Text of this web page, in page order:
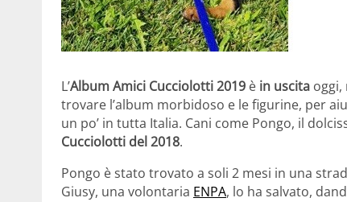
L’Album Amici Cucciolotti 2019 è in uscita oggi,
trovare l’album morbidoso e le figurine, per
un po’ in tutta Italia. Cani come Pongo, il
Cucciolotti del 2018.
Pongo è stato trovato a soli 2 mesi in una
Giusy, una volontaria ENPA, lo ha salvato,